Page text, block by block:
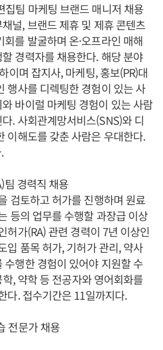
팀 마케팅 브랜드 매니저 채용
널, 브랜드 제휴 및 제휴 콘텐츠
를 발굴하며 온·오프라인 매해
경력자를 채용한다. 해당 분야
이며 잡지사, 마케팅, 홍보(PR)대
행사를 디렉팅한 경험이 있는 사
바이럴 마케팅 경험이 있는 사람
. 사회관계망서비스(SNS)와 디
이해도를 갖춘 사람은 우대한다.
경력직 채용
검토하고 허가를 진행하며 원료
등의 업무를 수행할 과장급 이상
허가(RA) 관련 경력이 7년 이상인
입 품목 허가, 기허가 관리, 약사
수행한 경험이 있어야 지원할 수
, 약학 등 전공자와 영어회화를
다. 접수기간은 11일까지다.
전문가 채용